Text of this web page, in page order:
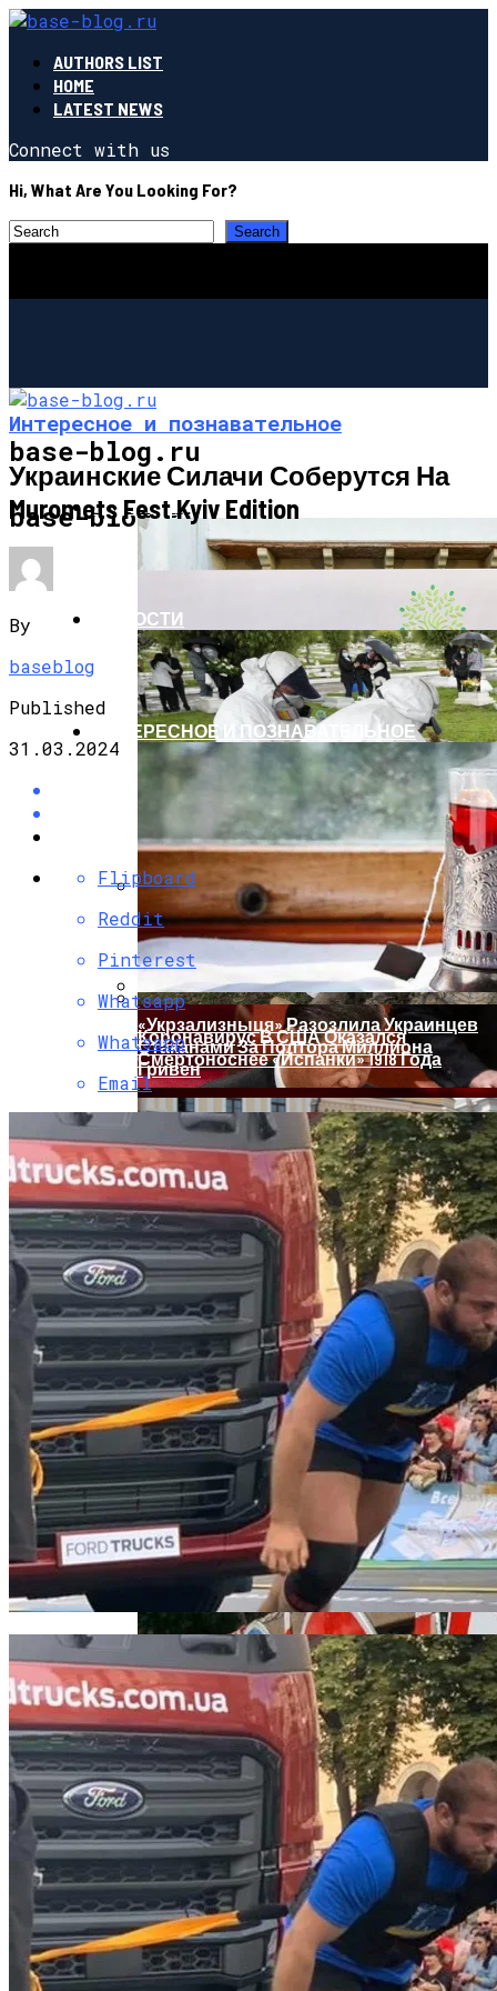
AUTHORS LIST
HOME
LATEST NEWS
Connect with us
Hi, What Are You Looking For?
base-blog.ru
base-blog.ru
ЭКОНОМИКА И ПОЛИТИКА
G7 Договорились Регулировать
Искусственный Интеллект
Растущая Концентрация Власти В
Руках Си Цзиньпина: Мир Не Обмануть
Военные Рельсы Спасут Британскую
Экономику?
НОВОСТИ
Коронавирус В США Оказался
Смертоноснее «испанки» 1918 Года
Извержение Вулкана На Юге Исландии:
Чрезвычайное Положение И Эвакуация
Индия Не Будет Спрашивать
Разрешения На Запуск Моделей ИИ
ИНТЕРЕСНОЕ И ПОЗНАВАТЕЛЬНОЕ
«Укрзализныця» Разозлила Украинцев
Стаканами За Полтора Миллиона
Гривен
В «Борисполе» Поселилась Украинка,
Депортированная Из Казахстана
В Киеве Ограничили Движение На
Проспекте Палладина
Интересное и познавательное
Украинские Силачи Соберутся На
Muromets Fest Kyiv Edition
By
baseblog
Published
31.03.2024
Flipboard
Reddit
Pinterest
Whatsapp
Whatsapp
Email